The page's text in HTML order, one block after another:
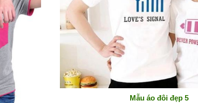
Mẫu áo đôi đẹp 5